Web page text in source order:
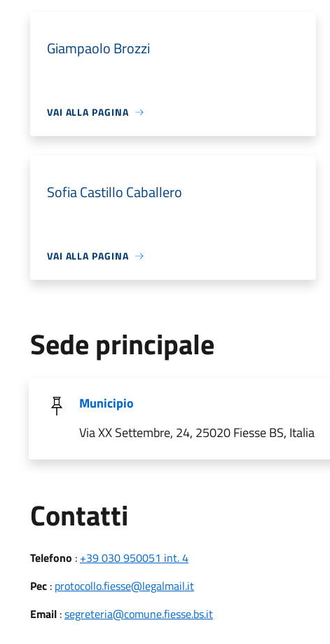
Giampaolo Brozzi
VAI ALLA PAGINA
Sofia Castillo Caballero
VAI ALLA PAGINA
Sede principale
Municipio
Via XX Settembre, 24, 25020 Fiesse BS, Italia
Contatti
Telefono : +39 030 950051 int. 4
Pec: protocollo.fiesse@legalmail.it
Email:segreteria@comune.fiesse.bs.it